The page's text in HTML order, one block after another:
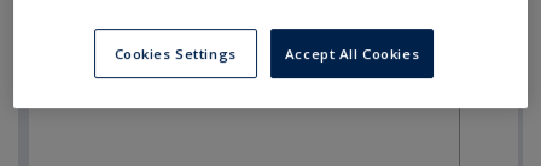
Cookies Settings Accept All Cookies